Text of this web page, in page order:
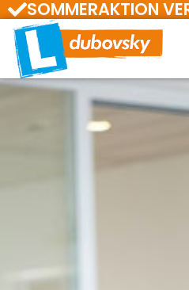
SOMMERAKTION